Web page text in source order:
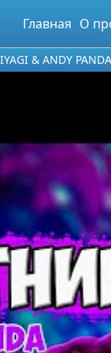
Главная О
& ANDY